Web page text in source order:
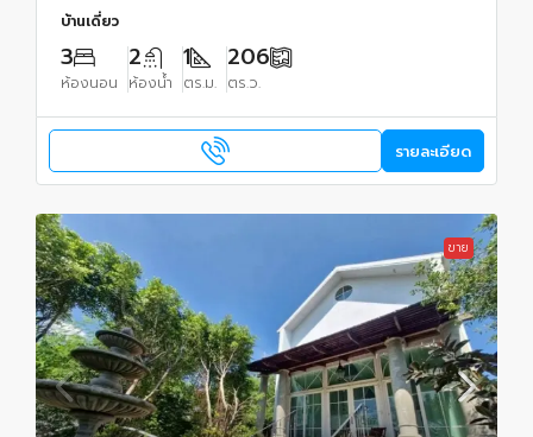
บ้านเดี่ยว
3
ห้องนอน
2
ห้องน้ำ
1
ตร.ม.
206
ตร.ว.
รายละเอียด
ขาย